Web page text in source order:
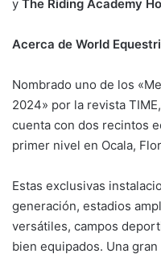
y The Riding Academy
Acerca de World
Nombrado uno de los
2024» por la revista
cuenta con dos recintos
primer nivel en Ocala,
Estas exclusivas
generación, estadios
versátiles, campos
bien equipados. Una